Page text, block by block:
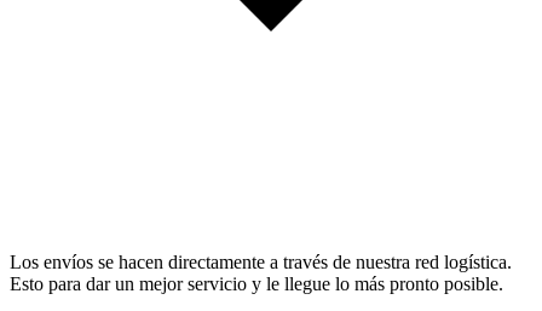
Los envíos se hacen directamente a través de nuestra red logística.
Esto para dar un mejor servicio y le llegue lo más pronto posible.